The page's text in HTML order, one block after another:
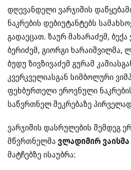
დღევანდელი ვარჯიშის
ნაკრების დებიუტანტებს
გადაეცათ. ზაურ მახარაძემ, ბექა
ბერიძემ, გიორგი ხარაიშვილმა,
ბუდუ ზივზივაძემ გურამ
კვერკველიასგან სიმბოლური
ფეხბურთელი ეროვნული
საწვრთნელ შეკრებაზე
ვარჯიშის დასრულების შემდეგ
მწვრთნელმა ვლადიმირ ვაისმა
მატჩებზე ისაუბრა: